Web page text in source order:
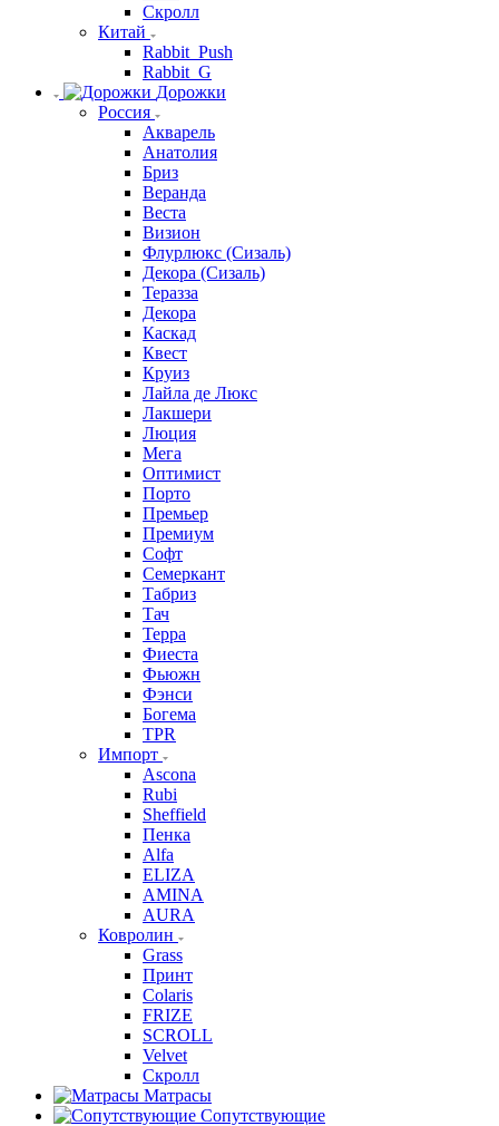
Скролл
Китай
Rabbit_Push
Rabbit_G
Дорожки
Россия
Акварель
Анатолия
Бриз
Веранда
Веста
Визион
Флурлюкс (Сизаль)
Декора (Сизаль)
Теразза
Декора
Каскад
Квест
Круиз
Лайла де Люкс
Лакшери
Люция
Мега
Оптимист
Порто
Премьер
Премиум
Софт
Семеркант
Табриз
Тач
Терра
Фиеста
Фьюжн
Фэнси
Богема
TPR
Импорт
Ascona
Rubi
Sheffield
Пенка
Alfa
ELIZA
AMINA
AURA
Ковролин
Grass
Принт
Colaris
FRIZE
SCROLL
Velvet
Скролл
Матрасы
Сопутствующие